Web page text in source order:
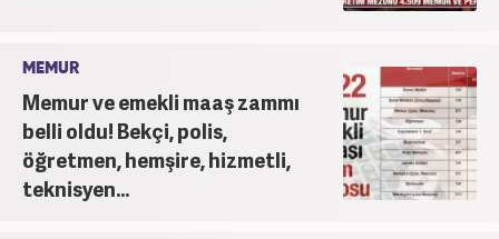
MEMUR
Memur ve emekli maaş zammı
belli oldu! Bekçi, polis,
öğretmen, hemşire, hizmetli,
teknisyen...